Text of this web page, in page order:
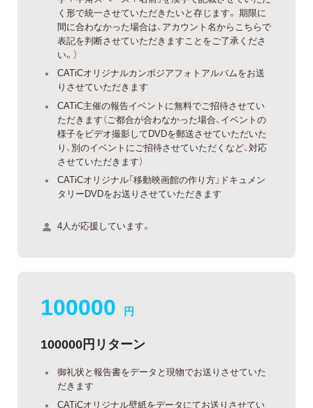
く形で統一させていただきたいと存じます。 期限に
間に合わなかった場合は、アカウント名からこちらで
表記を判断させていただきますことをご了承くださ
い。）
CATiCオリジナルカンボジアフォトアルバムをお送
りさせていただきます
CATiC主催の報告イベントに無料でご招待させてい
ただきます（ご都合が合わなかった場合、イベントの
様子をビデオ撮影してDVDを郵送させていただいた
り、別のイベントにご招待させていただくなど、対応
させていただきます）
CATiCオリジナル「移動映画館の作り方」ドキュメン
タリーDVDをお送りさせていただきます
4人が応援しています。
100000 円
100000円リターン
御礼状と報告書をデータと現物でお送りさせていた
だきます
CATiCオリジナル壁紙をデータにてお送りさせてい